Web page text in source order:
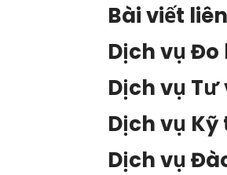
Bài viết
Dịch vụ
Dịch vụ Tư
Dịch vụ
Dịch vụ